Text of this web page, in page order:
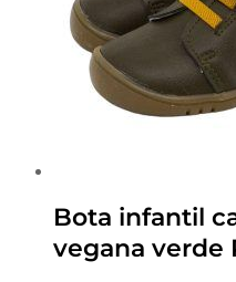
Bota infantil
vegana verde